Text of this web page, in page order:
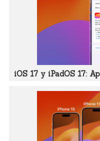
iOS 17 y iPadOS 17: